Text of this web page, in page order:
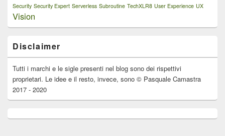
Security Security Expert Serverless Subroutine TechXLR8 User Experience UX
Vision
Disclaimer
Tutti i marchi e le sigle presenti nel blog sono dei rispettivi
proprietari. Le idee e il resto, invece, sono © Pasquale Camastra
2017 - 2020